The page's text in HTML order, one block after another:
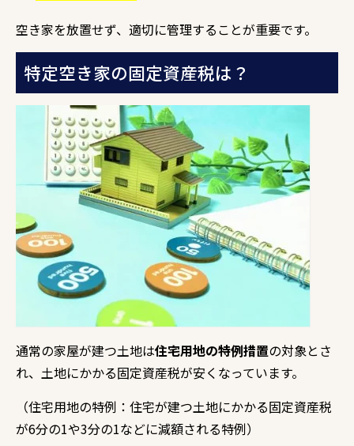
空き家を放置せず、 適切に管理することが重要です。
特定空き家の固定資産税は？
通常の家屋が建つ土地は住宅用地の特例措置の対象とさ
れ、土地にかかる固定資産税が安くなっています。
（住宅用地の特例：住宅が建つ土地にかかる固定資産税
が6分の1や3分の1などに減額される特例）